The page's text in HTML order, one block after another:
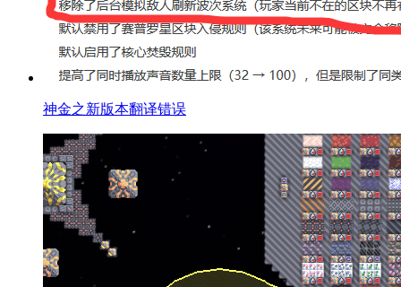
神金之新版本翻译错误